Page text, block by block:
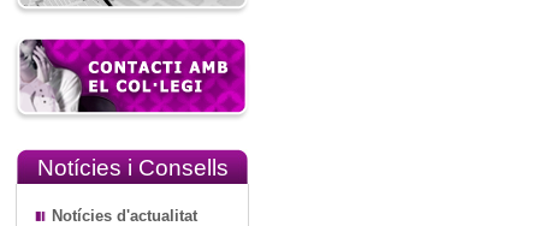
Notícies i Consells
Notícies d'actualitat